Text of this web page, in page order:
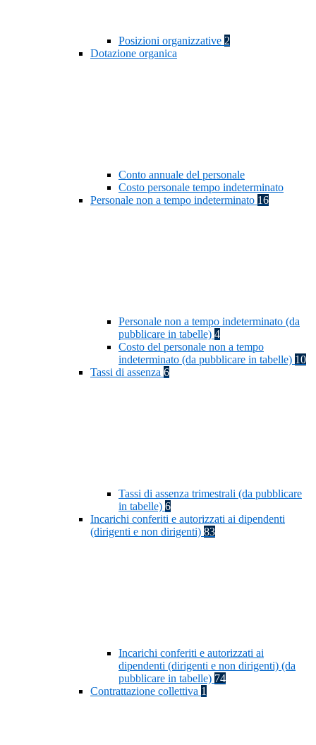
Posizioni organizzative 2
Dotazione organica
Conto annuale del personale
Costo personale tempo indeterminato
Personale non a tempo indeterminato 16
Personale non a tempo indeterminato (da
pubblicare in tabelle) 4
Costo del personale non a tempo
indeterminato (da pubblicare in tabelle) 10
Tassi di assenza 6
Tassi di assenza trimestrali (da pubblicare
in tabelle) 6
Incarichi conferiti e autorizzati ai dipendenti
(dirigenti e non dirigenti) 83
Incarichi conferiti e autorizzati ai
dipendenti (dirigenti e non dirigenti) (da
pubblicare in tabelle) 74
Contrattazione collettiva 1